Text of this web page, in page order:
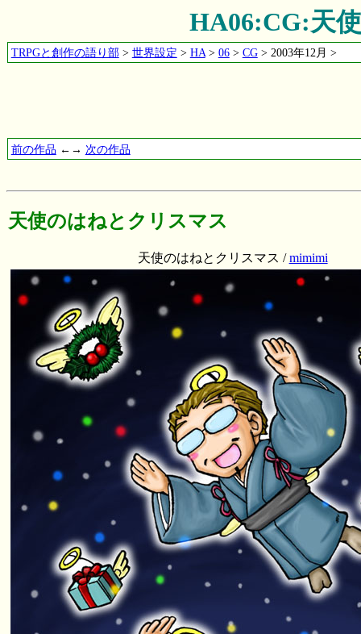
HA06:CG:天
TRPGと創作の語り部> 世界設定 > HA> 06> CG> 2003年12月 >
前の作品 ←→ 次の作品
天使のはねとクリスマス
天使のはねとクリスマス /mimimi